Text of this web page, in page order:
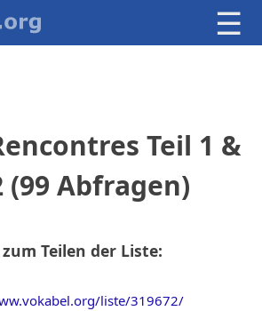
☰
Teil 1 &
(99 Abfragen)
Teilen der Liste:
liste/319672/